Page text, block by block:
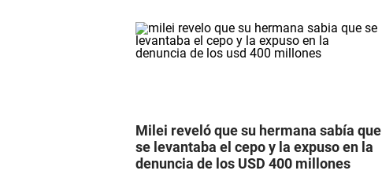
Milei reveló que su hermana sabía que
se levantaba el cepo y la expuso en la
denuncia de los USD 400 millones